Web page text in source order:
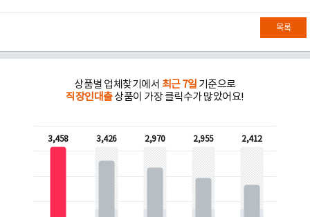
목록
상품별 업체찾기에서 최근 7일 기준으로
직장인대출상품이 가장 클릭수가 많았어요!
3,458 3,426 2,970 2,955 2,412